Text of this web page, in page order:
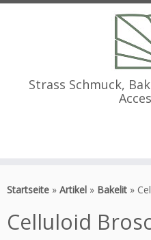
Inhalt
Strass Schmuck,
Startseite » Artikel » Bakelit »
Celluloid